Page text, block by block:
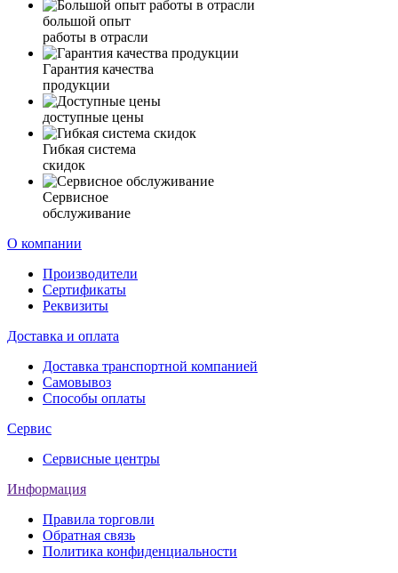
большой опыт
работы в отрасли
Гарантия качества
продукции
доступные цены
Гибкая система
скидок
Сервисное
обслуживание
О компании
Производители
Сертификаты
Реквизиты
Доставка и оплата
Доставка транспортной компанией
Самовывоз
Способы оплаты
Сервис
Сервисные центры
Информация
Правила торговли
Обратная связь
Политика конфиденциальности